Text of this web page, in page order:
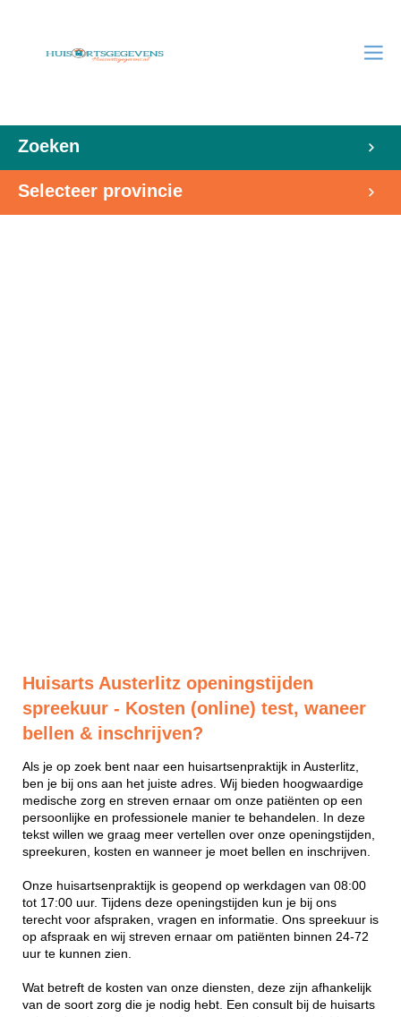
Zoeken
Selecteer provincie
Huisarts Austerlitz openingstijden
spreekuur - Kosten (online) test, waneer
bellen & inschrijven?
Als je op zoek bent naar een huisartsenpraktijk in Austerlitz,
ben je bij ons aan het juiste adres. Wij bieden hoogwaardige
medische zorg en streven ernaar om onze patiënten op een
persoonlijke en professionele manier te behandelen. In deze
tekst willen we graag meer vertellen over onze openingstijden,
spreekuren, kosten en wanneer je moet bellen en inschrijven.
Onze huisartsenpraktijk is geopend op werkdagen van 08:00
tot 17:00 uur. Tijdens deze openingstijden kun je bij ons
terecht voor afspraken, vragen en informatie. Ons spreekuur is
op afspraak en wij streven ernaar om patiënten binnen 24-72
uur te kunnen zien.
Wat betreft de kosten van onze diensten, deze zijn afhankelijk
van de soort zorg die je nodig hebt. Een consult bij de huisarts